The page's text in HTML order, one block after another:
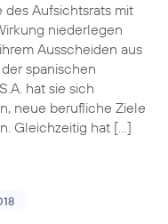
des Aufsichtsrats mit
niederlegen
Ausscheiden aus
spanischen
hat sie sich
neue berufliche Ziele
Gleichzeitig hat […]